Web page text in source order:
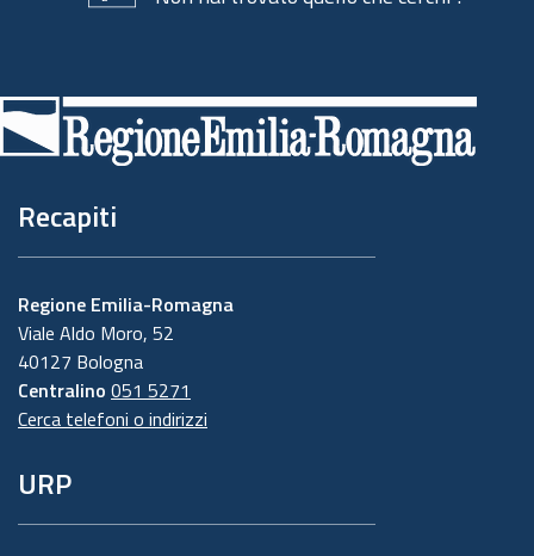
di
pagina
Recapiti
Regione Emilia-Romagna
Viale Aldo Moro, 52
40127 Bologna
Centralino 051 5271
Cerca telefoni o indirizzi
URP